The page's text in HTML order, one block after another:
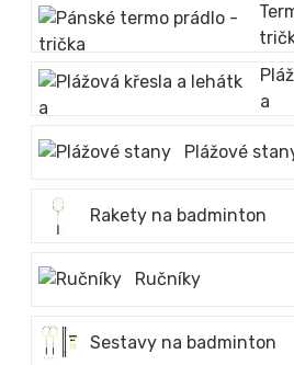
a
Plážové
Rakety na badminton
Ručníky
Sestavy na badminton